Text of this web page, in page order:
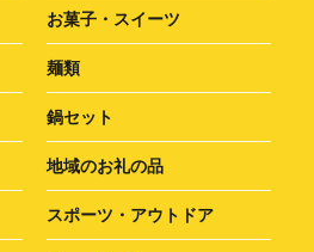
お菓子・スイーツ
麺類
鍋セット
地域のお礼の品
スポーツ・アウトドア